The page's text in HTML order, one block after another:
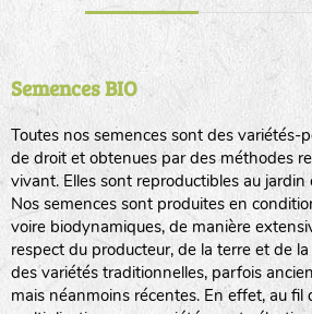
Semences BIO
Toutes nos semences sont des variétés-
de droit et obtenues par des méthodes
vivant. Elles sont reproductibles au jardin
Nos semences sont produites en
voire biodynamiques, de manière
respect du producteur, de la terre et de
des variétés traditionnelles, parfois
mais néanmoins récentes. En effet, au fil
haies